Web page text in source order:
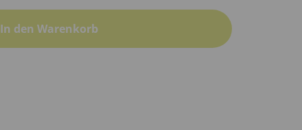
In den Warenkorb